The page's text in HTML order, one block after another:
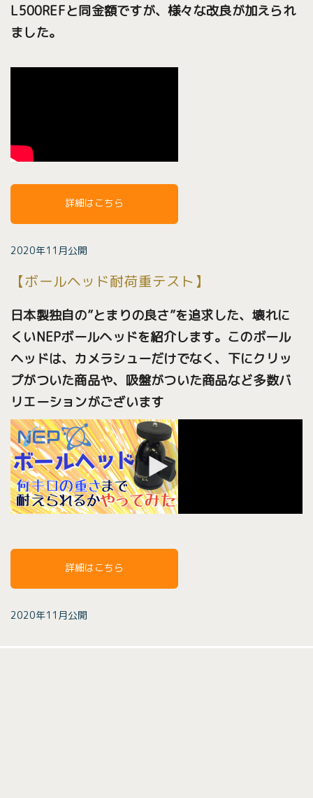
L500REFと同金額ですが、様々な改良が加えられ
ました。
詳細はこちら
2020年11月公開
【ボールヘッド耐荷重テスト】
日本製独自の”とまりの良さ”を追求した、壊れに
くいNEPボールヘッドを紹介します。このボール
ヘッドは、カメラシューだけでなく、下にクリッ
プがついた商品や、吸盤がついた商品など多数バ
リエーションがございます
詳細はこちら
2020年11月公開